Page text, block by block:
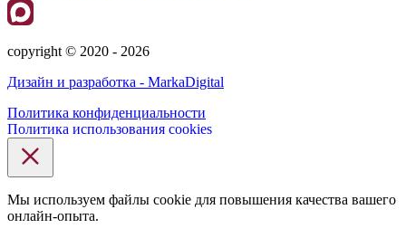
сopyright © 2020 - 2026
Дизайн и разработка - MarkaDigital
Политика конфиденциальности
Политика использования cookies
Мы используем файлы cookie для повышения качества вашего
онлайн-опыта.